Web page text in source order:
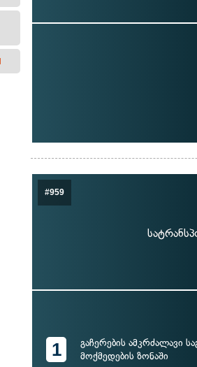
#959
1
გაჩერების ამკრძალავი
მოქმედების ზონაში